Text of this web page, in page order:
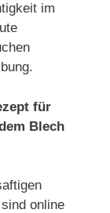
im
für
Blech
online